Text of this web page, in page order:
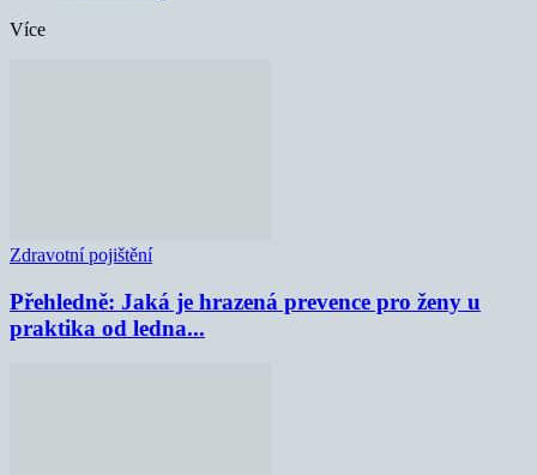
Více
Zdravotní pojištění
Přehledně: Jaká je hrazená prevence pro ženy u
praktika od ledna...